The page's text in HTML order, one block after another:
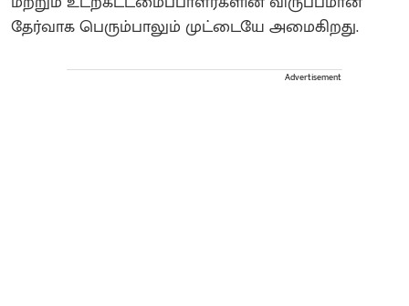
தேர்வாக பெரும்பாலும் முட்டையே அமைகிறது.
Advertisement